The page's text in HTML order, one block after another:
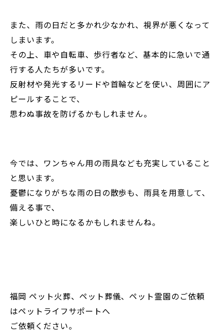
また、雨の日だと多かれ少なかれ、視界が悪くなって
しまいます。
その上、車や自転車、歩行者など、基本的に急いで通
行する人たちが多いです。
反射材や発光するリードや首輪などを使い、周囲にア
ピールすることで、
思わぬ事故を防げるかもしれません。
今では、ワンちゃん用の雨具なども充実していること
と思います。
憂鬱になりがちな雨の日の散歩も、雨具を用意して、
備える事で、
楽しいひと時になるかもしれませんね。
福岡 ペット火葬、ペット葬儀、ペット霊園のご依頼
はペットライフサポートへ
ご依頼ください。